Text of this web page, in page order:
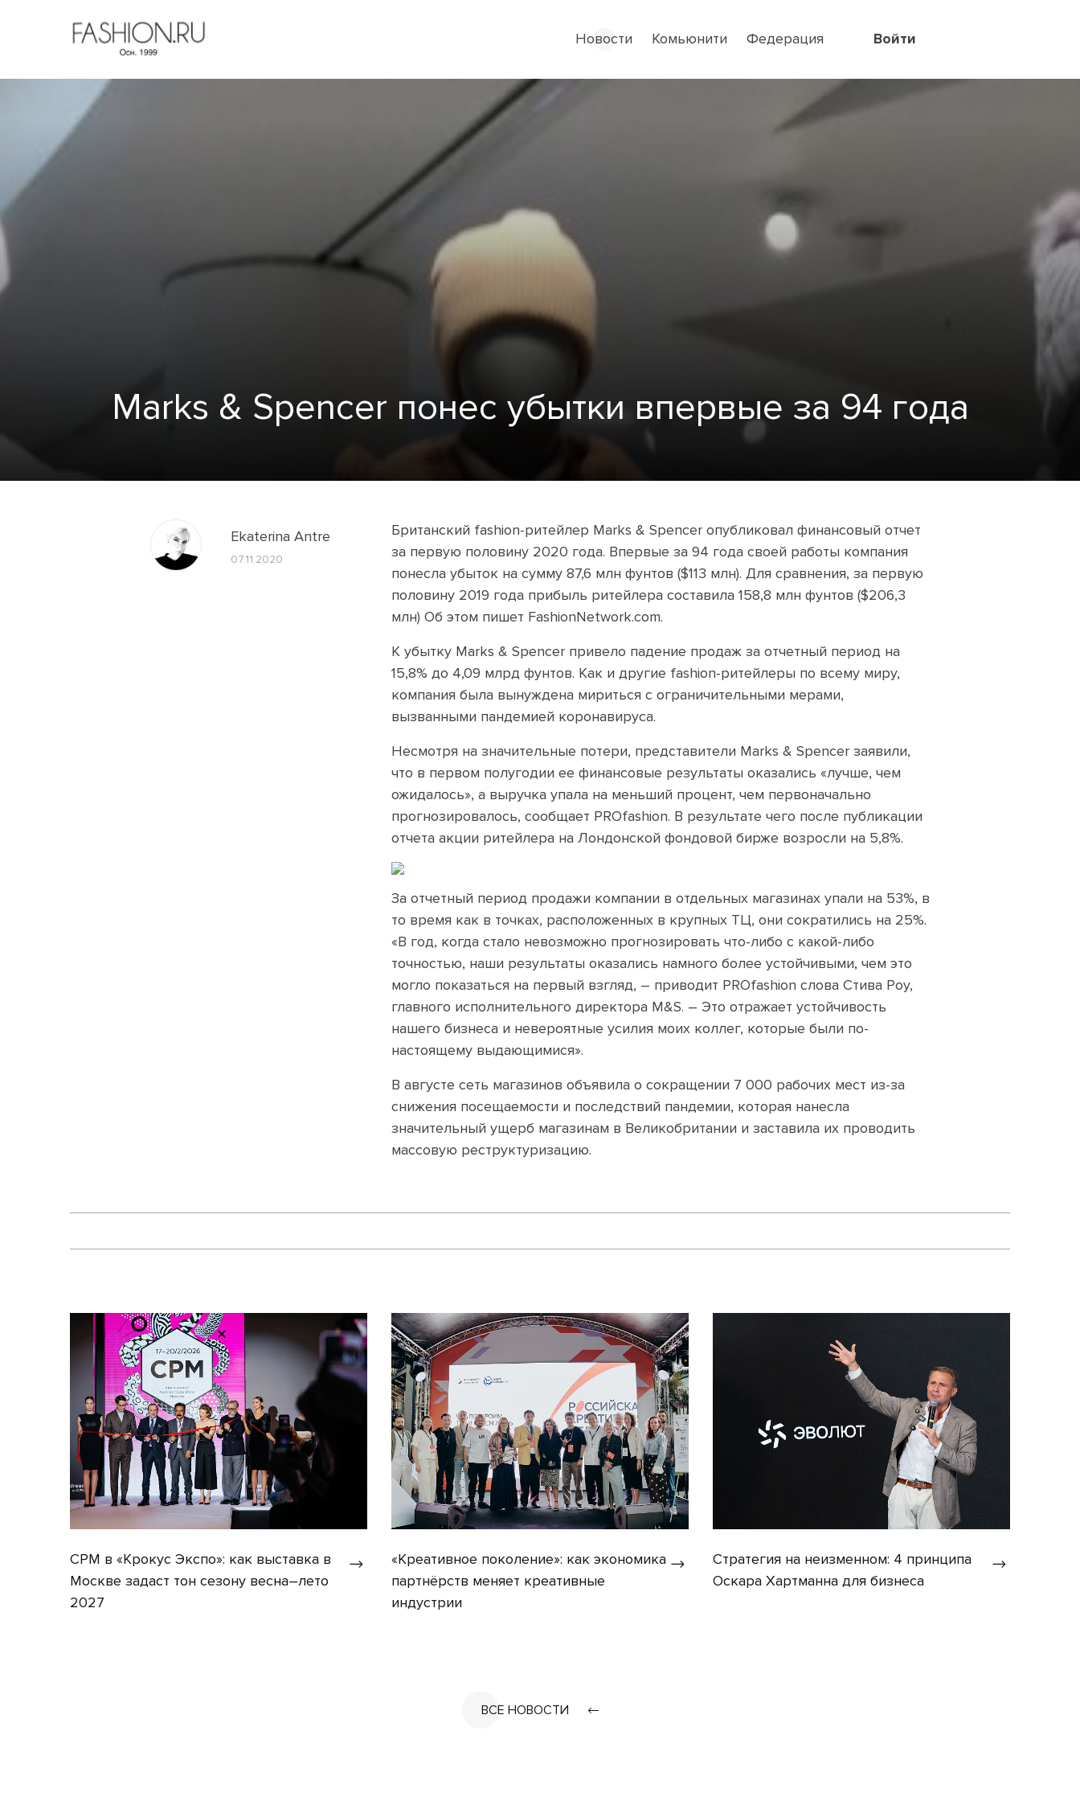
Новости Комьюнити Федерация Войти
Marks & Spencer понес убытки впервые за 94 года
Ekaterina Antre
07.11.2020
Британский fashion-ритейлер Marks & Spencer опубликовал финансовый отчет
за первую половину 2020 года. Впервые за 94 года своей работы компания
понесла убыток на сумму 87,6 млн фунтов ($113 млн). Для сравнения, за первую
половину 2019 года прибыль ритейлера составила 158,8 млн фунтов ($206,3
млн) Об этом пишет FashionNetwork.com.
К убытку Marks & Spencer привело падение продаж за отчетный период на
15,8% до 4,09 млрд фунтов. Как и другие fashion-ритейлеры по всему миру,
компания была вынуждена мириться с ограничительными мерами,
вызванными пандемией коронавируса.
Несмотря на значительные потери, представители Marks & Spencer заявили,
что в первом полугодии ее финансовые результаты оказались «лучше, чем
ожидалось», а выручка упала на меньший процент, чем первоначально
прогнозировалось, сообщает PROfashion. В результате чего после публикации
отчета акции ритейлера на Лондонской фондовой бирже возросли на 5,8%.
За отчетный период продажи компании в отдельных магазинах упали на 53%, в
то время как в точках, расположенных в крупных ТЦ, они сократились на 25%.
«В год, когда стало невозможно прогнозировать что-либо с какой-либо
точностью, наши результаты оказались намного более устойчивыми, чем это
могло показаться на первый взгляд, – приводит PROfashion слова Стива Роу,
главного исполнительного директора M&S. – Это отражает устойчивость
нашего бизнеса и невероятные усилия моих коллег, которые были по-
настоящему выдающимися».
В августе сеть магазинов объявила о сокращении 7 000 рабочих мест из-за
снижения посещаемости и последствий пандемии, которая нанесла
значительный ущерб магазинам в Великобритании и заставила их проводить
массовую реструктуризацию.
CPM в «Крокус Экспо»: как выставка в
Москве задаст тон сезону весна–лето
2027
«Креативное поколение»: как экономика
партнёрств меняет креативные
индустрии
Стратегия на неизменном: 4 принципа
Оскара Хартманна для бизнеса
ВСЕ НОВОСТИ